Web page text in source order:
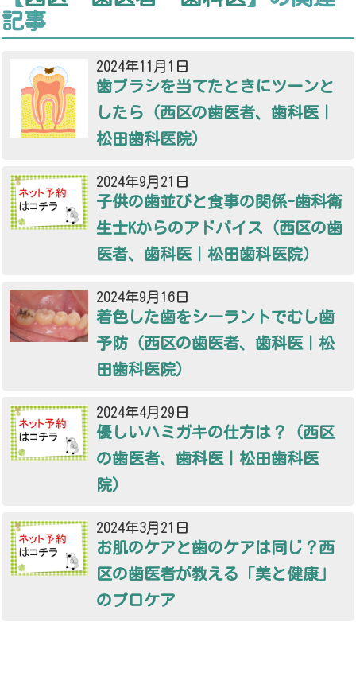
記事
2024年11月1日
歯ブラシを当てたときにツーンと
したら（西区の歯医者、歯科医｜
松田歯科医院）
2024年9月21日
子供の歯並びと食事の関係-歯科衛
生士Kからのアドバイス（西区の歯
医者、歯科医｜松田歯科医院）
2024年9月16日
着色した歯をシーラントでむし歯
予防（西区の歯医者、歯科医｜松
田歯科医院）
2024年4月29日
優しいハミガキの仕方は？（西区
の歯医者、歯科医｜松田歯科医
院）
2024年3月21日
お肌のケアと歯のケアは同じ？西
区の歯医者が教える「美と健康」
のプロケア